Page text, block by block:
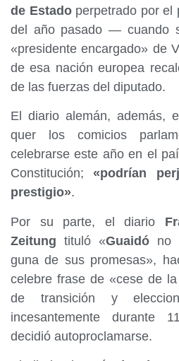
de Estadoperpetrado por el
del año pasado — cuando
«presidente encargado» de
de esa nación europea
de las fuerzas del diputado.
El diario alemán, además,
quer los comicios
celebrarse este año en el
Constitución; «podrían
prestigio».
Por su parte, el diario
Zeitung tituló «Guaidó no
guna de sus promesas»,
celebre frase de «cese de
de transición y
incesantemente durante
decidió autoproclamarse.